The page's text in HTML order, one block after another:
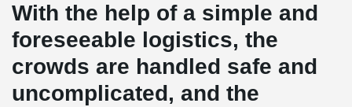
With the help of a simple and
foreseeable logistics, the
crowds are handled safe and
uncomplicated, and the